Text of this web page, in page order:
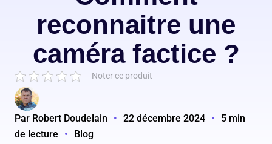
reconnaitre une
caméra factice ?
Noter ce produit
Par Robert Doudelain • 22 décembre 2024 •
5 min
de lecture
• Blog